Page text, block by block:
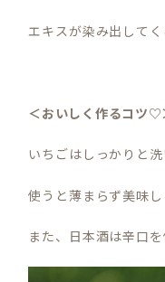
エキスが染み出してく
＜おいしく作るコツ♡
いちごはしっかりと
使うと薄まらず美味し
また、日本酒は辛口を